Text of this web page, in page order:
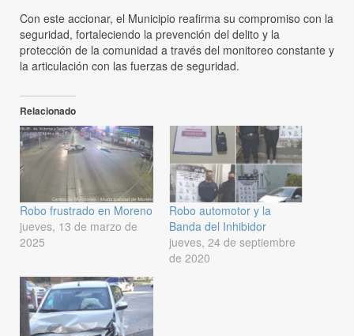
Con este accionar, el Municipio reafirma su compromiso con la
seguridad, fortaleciendo la prevención del delito y la
protección de la comunidad a través del monitoreo constante y
la articulación con las fuerzas de seguridad.
Relacionado
Robo frustrado en Moreno
jueves, 13 de marzo de
2025
Robo automotor y la
Banda del Inhibidor
jueves, 24 de septiembre
de 2020